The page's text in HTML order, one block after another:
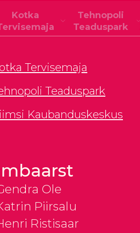
Kotka
Tehnopoli
Teaduspark
Tervisemaja
Teaduspark
Kaubanduskeskus
Ole
Piirsalu
Ristisaar